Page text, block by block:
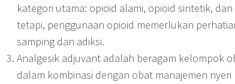
kategori utama: opioid alami, opioid sintetik,
tetapi, penggunaan opioid memerlukan
samping dan adiksi.
Analgesik adjuvant adalah beragam kelompok
dalam kombinasi dengan obat manajemen